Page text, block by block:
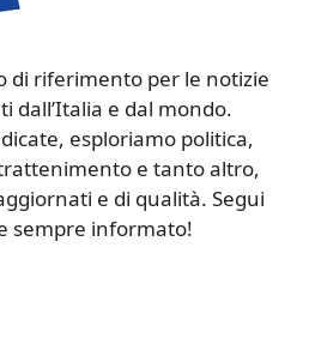
di riferimento per le notizie
dall’Italia e dal mondo.
esploriamo politica,
e tanto altro,
e di qualità. Segui
sempre informato!